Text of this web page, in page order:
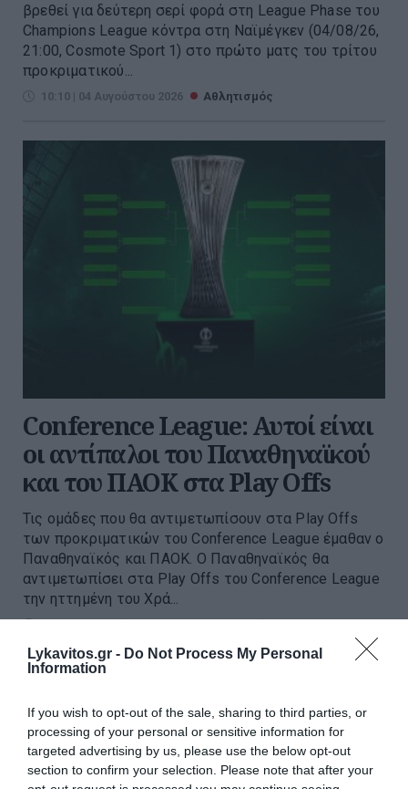
Lykavitos.gr - Do Not Process My Personal
Information
If you wish to opt-out of the sale, sharing to third parties, or
processing of your personal or sensitive information for
targeted advertising by us, please use the below opt-out
section to confirm your selection. Please note that after your
βρεθεί για δεύτερη σερί φορά στη League Phase του
Champions League κόντρα στη Ναϊμέγκεν (04/08/26,
21:00, Cosmote Sport 1) στο πρώτο ματς του τρίτου
προκριματικού...
10:10 | 04 Αυγούστου 2026 Αθλητισμός
Conference League: Αυτοί είναι
οι αντίπαλοι του Παναθηναϊκού
και του ΠΑΟΚ στα Play Offs
Τις ομάδες που θα αντιμετωπίσουν στα Play Offs
των προκριματικών του Conference League έμαθαν ο
Παναθηναϊκός και ΠΑΟΚ. O Παναθηναϊκός θα
αντιμετωπίσει στα Play Offs του Conference League
την ηττημένη του Χρά...